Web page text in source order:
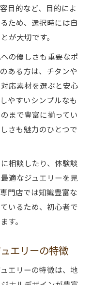
目的など、目的によ
ため、選択時には自
が大切です。
の優しさも重要なポ
ある方は、チタンや
応素材を選ぶと安心
やすいシンプルなも
まで豊富に揃ってい
さも魅力のひとつで
相談したり、体験談
適なジュエリーを見
門店では知識豊富な
いるため、初心者で
す。
エリーの特徴
エリーの特徴は、地